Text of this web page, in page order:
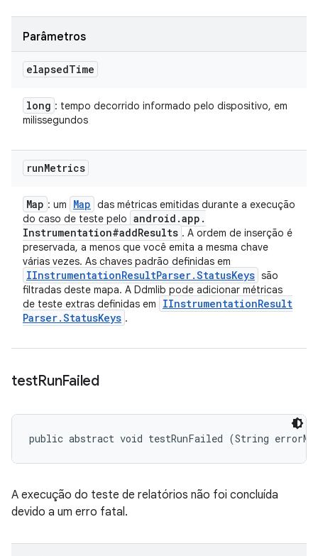
Parâmetros
elapsedTime
long : tempo decorrido informado pelo dispositivo, em
milissegundos
runMetrics
Map : um Map das métricas emitidas durante a execução
do caso de teste pelo android .app .
Instrumentation#addResults . A ordem de inserção é
preservada, a menos que você emita a mesma chave
várias vezes. As chaves padrão definidas em
IInstrumentationResultParser.StatusKeys são
filtradas deste mapa. A Ddmlib pode adicionar métricas
de teste extras definidas em
IInstrumentationResult
Parser.StatusKeys .
testRunFailed
public abstract void testRunFailed (String
A execução do teste de relatórios não foi concluída
devido a um erro fatal.